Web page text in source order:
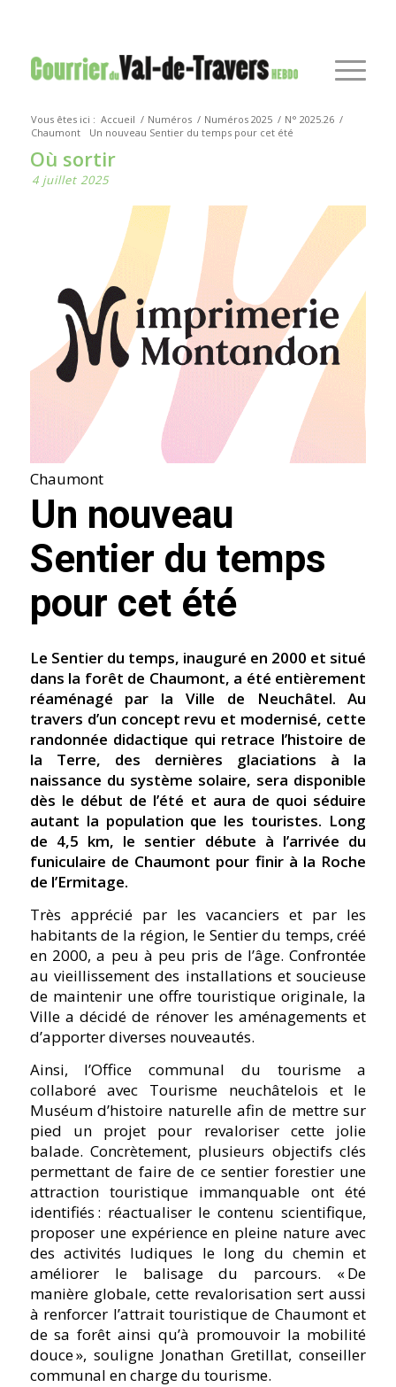
Vous êtes ici : Accueil / Numéros / Numéros 2025 / N° 2025.26 /
Chaumont
Un nouveau Sentier du temps pour cet été
Où sortir
4 juillet 2025
Chaumont
Un nouveau
Sentier du temps
pour cet été
Le Sentier du temps, inauguré en 2000 et situé
dans la forêt de Chaumont, a été entièrement
réaménagé par la Ville de Neuchâtel. Au
travers d’un concept revu et modernisé, cette
randonnée didactique qui retrace l’histoire de
la Terre, des dernières glaciations à la
naissance du système solaire, sera disponible
dès le début de l’été et aura de quoi séduire
autant la population que les touristes. Long
de 4,5 km, le sentier débute à l’arrivée du
funiculaire de Chaumont pour finir à la Roche
de l’Ermitage.
Très apprécié par les vacanciers et par les
habitants de la région, le Sentier du temps, créé
en 2000, a peu à peu pris de l’âge. Confrontée
au vieillissement des installations et soucieuse
de maintenir une offre touristique originale, la
Ville a décidé de rénover les aménagements et
d’apporter diverses nouveautés.
Ainsi, l’Office communal du tourisme a
collaboré avec Tourisme neuchâtelois et le
Muséum d’histoire naturelle afin de mettre sur
pied un projet pour revaloriser cette jolie
balade. Concrètement, plusieurs objectifs clés
permettant de faire de ce sentier forestier une
attraction touristique immanquable ont été
identifiés : réactualiser le contenu scientifique,
proposer une expérience en pleine nature avec
des activités ludiques le long du chemin et
améliorer le balisage du parcours. « De
manière globale, cette revalorisation sert aussi
à renforcer l’attrait touristique de Chaumont et
de sa forêt ainsi qu’à promouvoir la mobilité
douce », souligne Jonathan Gretillat, conseiller
communal en charge du tourisme.